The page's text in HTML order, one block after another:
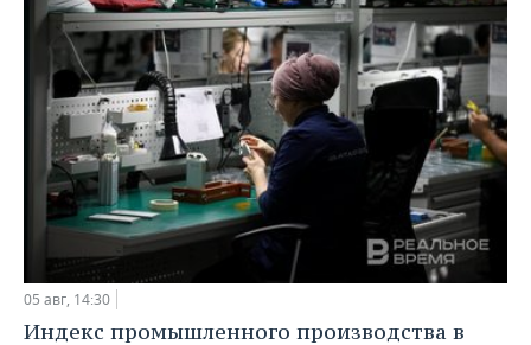
05 авг, 14:30
Индекс промышленного производства в